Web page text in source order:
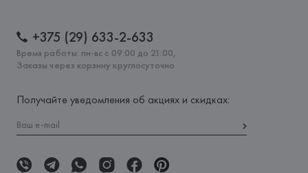
+375 (29) 633-2-633
Время работы: пн-вс с 09:00 до 21:00,
Заказы через корзину круглосуточно
Получайте уведомления об акциях и скидках: